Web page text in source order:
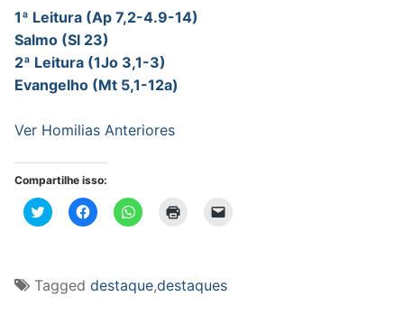
1ª Leitura (Ap 7,2-4.9-14)
Salmo (Sl 23)
2ª Leitura (1Jo 3,1-3)
Evangelho (Mt 5,1-12a)
Ver Homilias Anteriores
Compartilhe isso:
Clique
para
nova
janela)
Clique
para
nova
janela)
Clique
para
nova
janela)
Clique
mail
Tagged destaque,destaques